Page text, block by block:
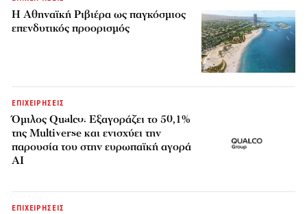
Η Αθηναϊκή Ριβιέρα ως παγκόσμιος
επενδυτικός προορισμός
ΕΠΙΧΕΙΡΗΣΕΙΣ
Όμιλος Qualco: Εξαγοράζει το 50,1%
της Multiverse και ενισχύει την
παρουσία του στην ευρωπαϊκή αγορά
AI
ΕΠΙΧΕΙΡΗΣΕΙΣ